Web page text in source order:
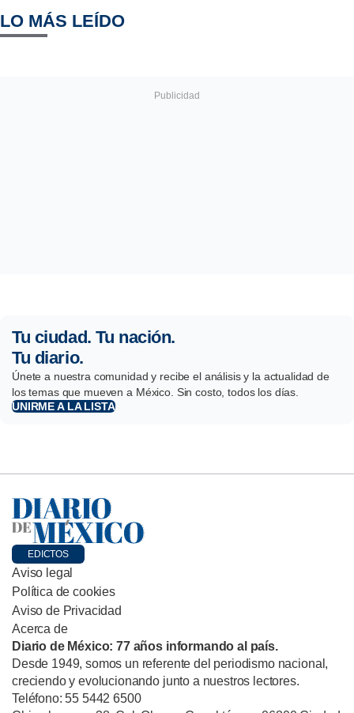
LO MÁS LEÍDO
Tu ciudad. Tu nación.
Tu diario.
Únete a nuestra comunidad y recibe el análisis y la actualidad de
los temas que mueven a México. Sin costo, todos los días.
UNIRME A LA LISTA
EDICTOS
Aviso legal
Política de cookies
Aviso de Privacidad
Acerca de
Diario de México: 77 años informando al país.
Desde 1949, somos un referente del periodismo nacional,
creciendo y evolucionando junto a nuestros lectores.
Teléfono: 55 5442 6500